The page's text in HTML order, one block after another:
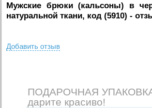
Мужские брюки (кальсоны) в
натуральной ткани, код (5910) -
Добавить отзыв
ПОДАРОЧНАЯ
дарите красиво!